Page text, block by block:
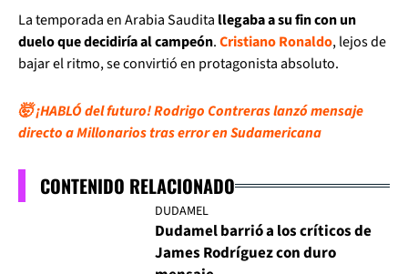
La temporada en Arabia Saudita llegaba a su fin con un
duelo que decidiría al campeón.Cristiano Ronaldo, lejos de
bajar el ritmo, se convirtió en protagonista absoluto.
🤯 ¡HABLÓ del futuro! Rodrigo Contreras lanzó mensaje
directo a Millonarios tras error en Sudamericana
CONTENIDO RELACIONADO
DUDAMEL
Dudamel barrió a los críticos de
James Rodríguez con duro